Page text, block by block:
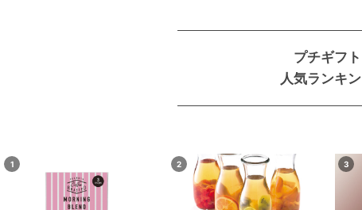
プチギフト
人気ランキ